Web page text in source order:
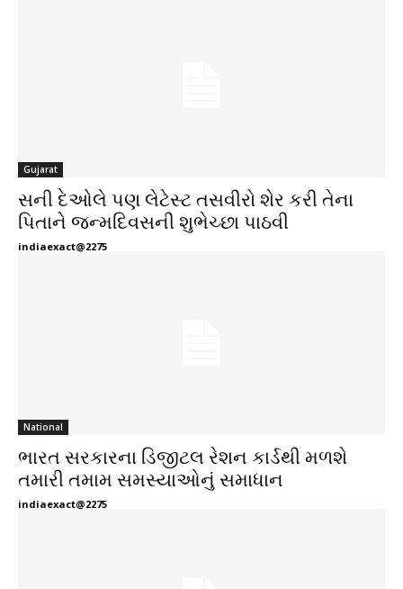
Gujarat
સની દેઓલે પણ લેટેસ્ટ તસવીરો શેર કરી તેના
પિતાને જન્મદિવસની શુભેચ્છા પાઠવી
indiaexact@2275
National
ભારત સરકારના ડિજીટલ રેશન કાર્ડથી મળશે
તમારી તમામ સમસ્યાઓનું સમાધાન
indiaexact@2275